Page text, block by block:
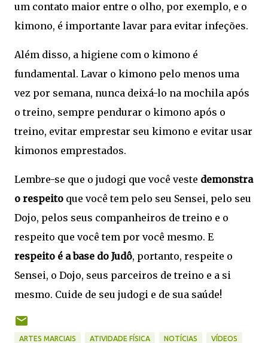
um contato maior entre o olho, por exemplo, e o
kimono, é importante lavar para evitar infeções.
Além disso, a higiene com o kimono é
fundamental. Lavar o kimono pelo menos uma
vez por semana, nunca deixá-lo na mochila após
o treino, sempre pendurar o kimono após o
treino, evitar emprestar seu kimono e evitar usar
kimonos emprestados.
Lembre-se que o judogi que você veste demonstra
o respeito que você tem pelo seu Sensei, pelo seu
Dojo, pelos seus companheiros de treino e o
respeito que você tem por você mesmo. E
respeito é a base do Judô, portanto, respeite o
Sensei, o Dojo, seus parceiros de treino e a si
mesmo. Cuide de seu judogi e de sua saúde!
ARTES MARCIAIS ATIVIDADE FÍSICA NOTÍCIAS VÍDEOS